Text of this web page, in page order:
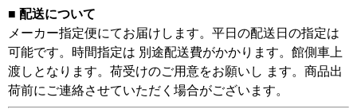
■ 配送について
メーカー指定便にてお届けします。平日の配送日の指定は
可能です。時間指定は 別途配送費がかかります。館側車上
渡しとなります。荷受けのご用意をお願いし ます。商品出
荷前にご連絡させていただく場合がございます。